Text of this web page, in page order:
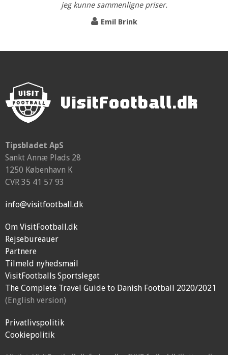
jeg kunne sammenligne priser.
Emil Brink
Tipsbladet ApS
Sankt Annæ Plads 28
1250 København K
CVR 35 41 57 93
info@visitfootball.dk
Om VisitFootball.dk
Rejsebureauer
Partnere
Tilmeld nyhedsmail
VisitFootballs Sportslegat
The Complete Travel Guide to Danish Football 2020/2021
(English version)
Privatlivspolitik
Cookiepolitik